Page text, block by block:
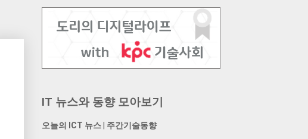
IT 뉴스와 동향 모아보기
오늘의 ICT 뉴스 주간기술동향